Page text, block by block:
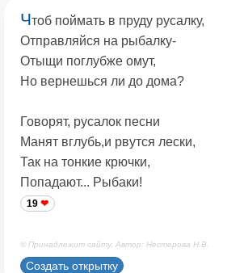
Чтоб поймать в пруду русалку,
Отправляйся на рыбалку-
Отыщи поглубже омут,
Но вернешься ли до дома?
Говорят, русалок песни
Манят вглубь,и рвутся лески,
Так на тонкие крючки,
Попадают... Рыбаки!
19
© Принадлежит сайту. Автор: Нестерова Н.В.
Создать открытку